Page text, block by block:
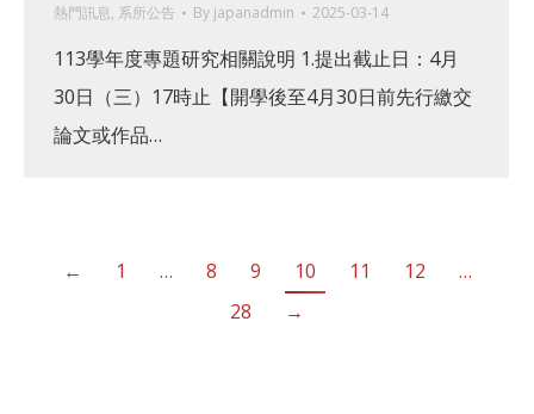
熱門訊息, 系所公告 By japanadmin 2025-03-14
113學年度專題研究相關說明 1.提出截止日：4月
30日（三）17時止【開學後至4月30日前先行繳交
論文或作品…
← 1 … 8 9 10 11 12
…
28
→